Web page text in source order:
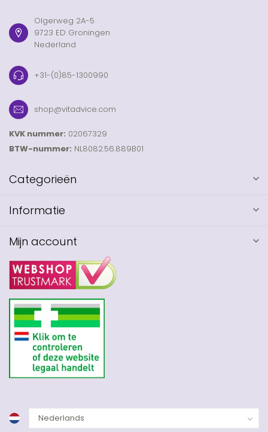
Olgerweg 2A-5
9723 ED Groningen
Nederland
+31-(0)85-1300990
shop@vitadvice.com
KVK nummer: 02067329
BTW-nummer: NL8082.56.889B01
Categorieën
Informatie
Mijn account